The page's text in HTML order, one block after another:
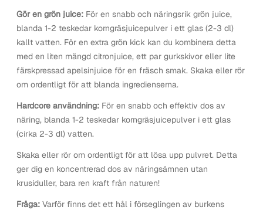
Gör en grön juice: För en snabb och näringsrik grön juice,
blanda 1-2 teskedar korngräsjuicepulver i ett glas (2-3 dl)
kallt vatten. För en extra grön kick kan du kombinera detta
med en liten mängd citronjuice, ett par gurkskivor eller lite
färskpressad apelsinjuice för en fräsch smak. Skaka eller rör
om ordentligt för att blanda ingredienserna.
Hardcore användning: För en snabb och effektiv dos av
näring, blanda 1-2 teskedar korngräsjuicepulver i ett glas
(cirka 2-3 dl) vatten.
Skaka eller rör om ordentligt för att lösa upp pulvret. Detta
ger dig en koncentrerad dos av näringsämnen utan
krusiduller, bara ren kraft från naturen!
Fråga: Varför finns det ett hål i förseglingen av burkens